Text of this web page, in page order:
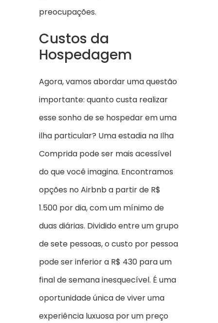
preocupações.
Custos da
Hospedagem
Agora, vamos abordar uma questão
importante: quanto custa realizar
esse sonho de se hospedar em uma
ilha particular? Uma estadia na Ilha
Comprida pode ser mais acessível
do que você imagina. Encontramos
opções no Airbnb a partir de R$
1.500 por dia, com um mínimo de
duas diárias. Dividido entre um grupo
de sete pessoas, o custo por pessoa
pode ser inferior a R$ 430 para um
final de semana inesquecível. É uma
oportunidade única de viver uma
experiência luxuosa por um preço